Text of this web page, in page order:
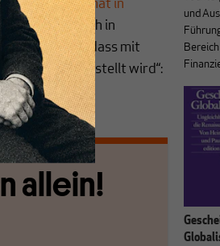
Bockelmann hat in
dazu findet sich in
gemacht, dass mit
den Kopf gestellt wird“:
allein!
und